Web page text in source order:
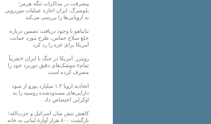
پیشرفت در مذاکرات تنگه هرمز؛
بلومبرگ: ایران اجازه عملیات مین‌روبی
به اروپایی‌ها را بررسی می‌کند
نتانیاهو با وجود دریافت تضمین درباره
خلع سلاح حماس، طرح مورد حمایت
آمریکا برای غزه را رد کرد
رویترز: آمریکا در جنگ با ایران «تقریباً
تمام» موشک‌های دقیق دوربرد خود را
مصرف کرده است
اتحادیه اروپا ۱.۴ میلیارد یورو از سود
دارایی‌های مسدودشده روسیه را به
اوکراین ‏اختصاص داد
کاهش تنش میان اسرائیل و حزب‌الله؛
بازگشت ۸۰۰ هزار آوارۀ لبنانی به خانه‌